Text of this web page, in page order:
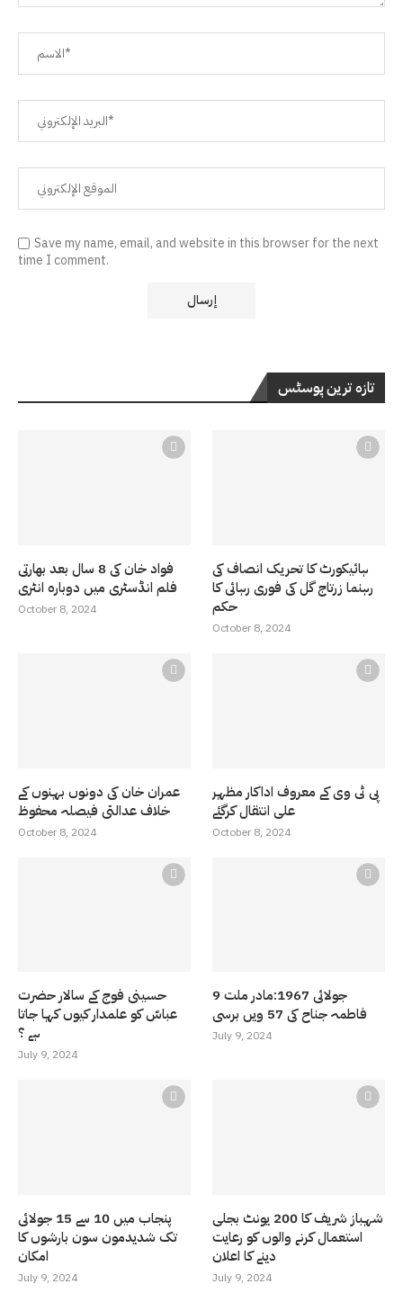
Save my name, email, and website in this browser for the next
time I comment.
تازہ ترین پوسٹس
فواد خان کی 8 سال بعد بھارتی
فلم انڈسٹری میں دوبارہ انٹری
October 8, 2024
ہائیکورٹ کا تحریک انصاف کی
رہنما زرتاج گل کی فوری رہائی کا
حکم
October 8, 2024
عمران خان کی دونوں بہنوں کے
خلاف عدالتی فیصلہ محفوظ
October 8, 2024
پی ٹی وی کے معروف اداکار مظہر
علی انتقال کرگئے
October 8, 2024
حسینی فوج کے سالار حضرت
عباسّ کو علمدار کیوں کہا جاتا
ہے ؟
July 9, 2024
9 جولائی 1967:مادر ملت
فاطمہ جناح کی 57 ویں برسی
July 9, 2024
پنجاب میں 10 سے 15 جولائی
تک شدیدمون سون بارشوں کا
امکان
July 9, 2024
شہباز شریف کا 200 یونٹ بجلی
استعمال کرنے والوں کو رعایت
دینے کا اعلان
July 9, 2024